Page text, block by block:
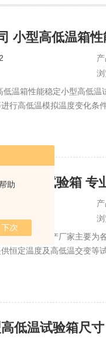
助
小型高低温箱性
浏
低温箱性能稳定小型高低
行高低温模拟温度变化条
高低温试验箱 专
浏
验箱 专业生产厂家主要为
恒定温度及高低温交变等
高低温箱 小型高低温试验
低温试验箱尺寸